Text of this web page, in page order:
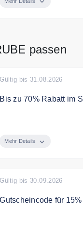
passen
Gültig bis 31.08.2026
Bis zu 70% Rabatt im
Mehr Details
Gültig bis 30.09.2026
Gutscheincode für